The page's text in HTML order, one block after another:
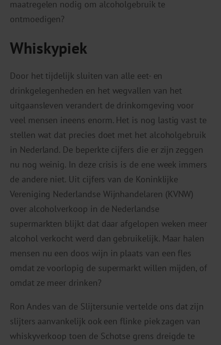
maatregelen nodig om alcoholgebruik te
ontmoedigen?
Whiskypiek
Door het tijdelijk sluiten van alle eet- en
drinkgelegenheden en het wegvallen van het
uitgaansleven verandert de drinkomgeving voor
veel mensen ineens enorm. Het is nog lastig vast te
stellen wat dat precies doet met het alcoholgebruik
in Nederland. De beperkte cijfers die er zijn zeggen
nu nog weinig. In deze crisis is de ene week immers
de andere niet. Uit cijfers van de Koninklijke
Vereniging Nederlandse Wijnhandelaren (KVNW)
over alcoholverkoop in de Nederlandse
supermarkten blijkt dat daar afgelopen weken meer
alcohol verkocht werd dan gebruikelijk. Maar halen
mensen nu een doos wijn in plaats van een fles
omdat ze voorlopig de supermarkt willen mijden, of
omdat ze meer drinken?
Ron Andes van de Slijtersunie vertelde ons dat zijn
slijters aanvankelijk ook een flinke piek zagen van
whiskyverkoop toen de Schotse grens dreigde te